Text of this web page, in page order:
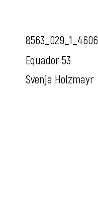
8563_029_1_4606
Equador 53
Svenja Holzmayr